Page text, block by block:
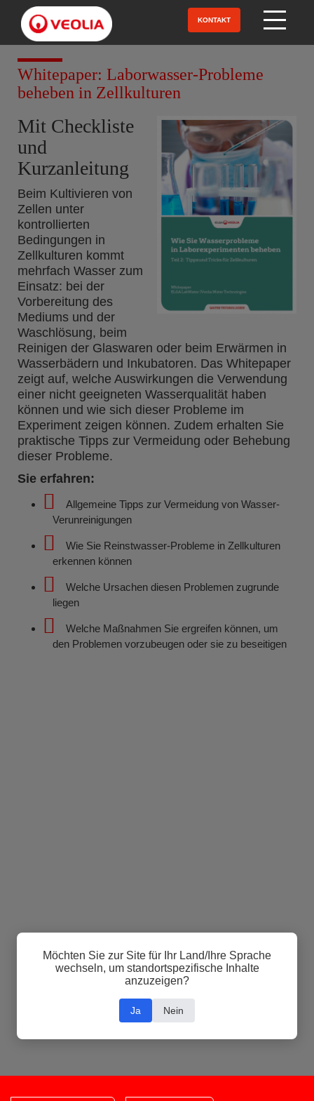
Inhalt
KONTAKT
Whitepaper: Laborwasser-Probleme
beheben in Zellkulturen
Mit Checkliste
und
Kurzanleitung
Beim Kultivieren von
Zellen unter
kontrollierten
Bedingungen in
Zellkulturen kommt
mehrfach Wasser zum
Einsatz: bei der
Vorbereitung des
Mediums und der
Waschlösung, beim
Reinigen der Glaswaren oder beim Erwärmen in
Wasserbädern und Inkubatoren. Das Whitepaper
zeigt auf, welche Auswirkungen die Verwendung
einer nicht geeigneten Wasserqualität haben
können und wie sich dieser Probleme im
Experiment zeigen können. Zudem erhalten Sie
praktische Tipps zur Vermeidung oder Behebung
dieser Probleme.
Sie erfahren:
Allgemeine Tipps zur Vermeidung von Wasser-
Verunreinigungen
Wie Sie Reinstwasser-Probleme in Zellkulturen
erkennen können
Welche Ursachen diesen Problemen zugrunde
liegen
Welche Maßnahmen Sie ergreifen können, um
den Problemen vorzubeugen oder sie zu beseitigen
Möchten Sie zur Site für Ihr Land/Ihre Sprache
wechseln, um standortspezifische Inhalte
anzuzeigen?
Ja Nein